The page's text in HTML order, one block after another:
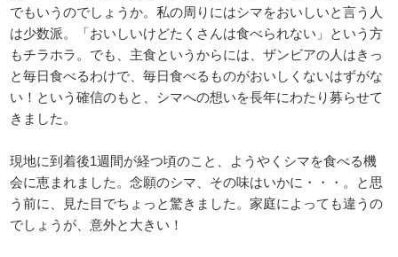
でもいうのでしょうか。私の周りにはシマをおいしいと言う人
は少数派。「おいしいけどたくさんは食べられない」という方
もチラホラ。でも、主食というからには、ザンビアの人はきっ
と毎日食べるわけで、毎日食べるものがおいしくないはずがな
い！という確信のもと、シマへの想いを長年にわたり募らせて
きました。
現地に到着後1週間が経つ頃のこと、ようやくシマを食べる機
会に恵まれました。念願のシマ、その味はいかに・・・。と思
う前に、見た目でちょっと驚きました。家庭によっても違うの
でしょうが、意外と大きい！